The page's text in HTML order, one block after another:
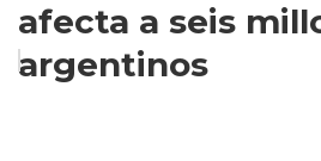
afecta a seis
argentinos